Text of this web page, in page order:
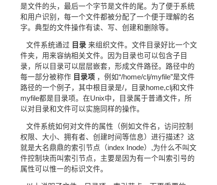
是文件的头，最后一个字节是文件的尾。为了便于系统
和用户识别，每一个文件都被分配了一个便于理解的名
字。典型的文件操作有读、写、创建和删除等。
文件系统通过 目录 来组织文件。文件目录好比一个文
件夹，用来容纳相关文件。因为目录也可以包含子目
录，所以目录可以层层嵌套，形成文件路径。路径中的
每一部分被称作 目录项 ，例如“/home/clj/myfile”是文件
路径的一个例子，其中根目录是/，目录home,clj和文件
myfile都是目录项。在Unix中，目录属于普通文件，所
以对目录和文件可以实施同样的操作。
文件系统如何对文件的属性（例如文件名，访问控制
权限、大小、拥有者、创建时间等信息）进行描述？这
就是大名鼎鼎的索引节点（index Inode）,为什么不叫文
件控制块而叫索引节点，主要是因为有一个叫索引号的
属性可以惟一的标识文件。